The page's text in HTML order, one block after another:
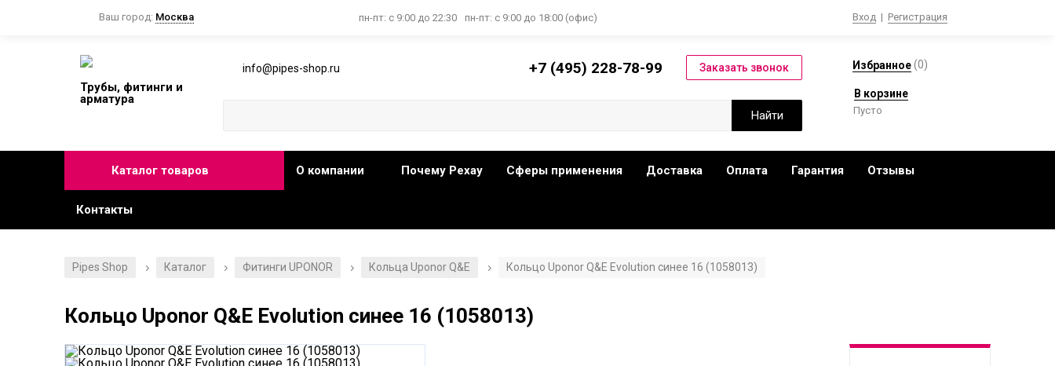
Ваш город: Москва пн-пт: с 9:00 до 22:30 пн-пт: с 9:00 до 18:00 (офис) Вход | Регистрация
Трубы, фитинги и
арматура
info@pipes-shop.ru +7 (495) 228-78-99 Избранное(0)
В корзине
Пусто
Каталог товаров О компании Почему Рехау Сферы применения Доставка Оплата Гарантия Отзывы
Контакты
Pipes Shop / Каталог / Фитинги UPONOR / Кольца Uponor Q&E / Кольцо Uponor Q&E Evolution синее 16 (1058013)
Кольцо Uponor Q&E Evolution синее 16 (1058013)